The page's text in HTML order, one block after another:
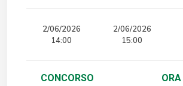
2/06/2026
14:00
2/06/2026
15:00
CONCORSO ORA